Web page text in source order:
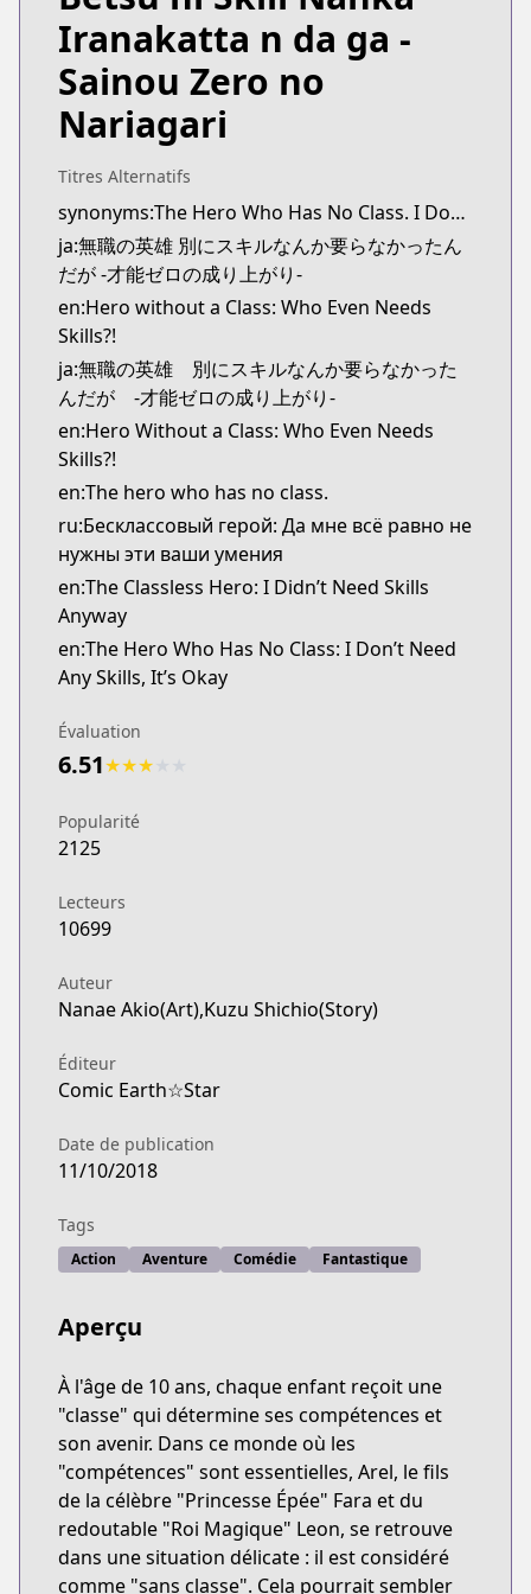
https://www.comic-earthstar.jp/detail/musyoku
Kitsu
Kitsu
https://kitsu.app/manga/55367
CDJapan
https://www.anime-planet.com/manga/https://
MangaUpdates
MangaUpdates
https://www.mangaupdates.com/
novelUpdates
novelUpdates
https://www.novelupdates.com/series/mushoku-
Book☆Walker
Book☆Walker
https://bookwalker.jp/series/208282/list
Official English
Official English
https://store.crunchyroll.com/products/hero-
Iranakatta n da ga -
Sainou Zero no
Nariagari
Titres Alternatifs
synonyms:The Hero Who Has No Class. I Don't Need Any Skills, It's Okay.,The Hero Who Has No Class.
ja:無職の英雄 別にスキルなんか要らなかったん
だが -才能ゼロの成り上がり-
en:Hero without a Class: Who Even Needs
Skills?!
ja:無職の英雄 別にスキルなんか要らなかった
んだが -才能ゼロの成り上がり-
en:Hero Without a Class: Who Even Needs
Skills?!
en:The hero who has no class.
ru:Бесклассовый герой: Да мне всё равно не
нужны эти ваши умения
en:The Classless Hero: I Didn’t Need Skills
Anyway
en:The Hero Who Has No Class: I Don’t Need
Any Skills, It’s Okay
Évaluation
6.51★★★
Popularité
2125
Lecteurs
10699
Auteur
Nanae Akio(Art),Kuzu Shichio(Story)
Éditeur
Comic Earth☆Star
Date de publication
11/10/2018
Tags
Action Aventure Comédie Fantastique
Aperçu
À l'âge de 10 ans, chaque enfant reçoit une
"classe" qui détermine ses compétences et
son avenir. Dans ce monde où les
"compétences" sont essentielles, Arel, le fils
de la célèbre "Princesse Épée" Fara et du
redoutable "Roi Magique" Leon, se retrouve
dans une situation délicate : il est considéré
comme "sans classe". Cela pourrait sembler